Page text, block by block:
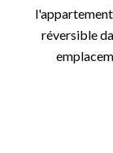
réversible